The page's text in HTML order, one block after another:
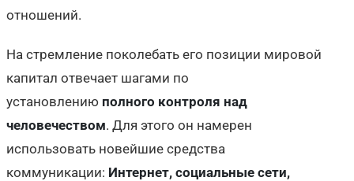
отношений.
На стремление поколебать его позиции мировой
капитал отвечает шагами по
установлению полного контроля над
человечеством. Для этого он намерен
использовать новейшие средства
коммуникации: Интернет, социальные сети,